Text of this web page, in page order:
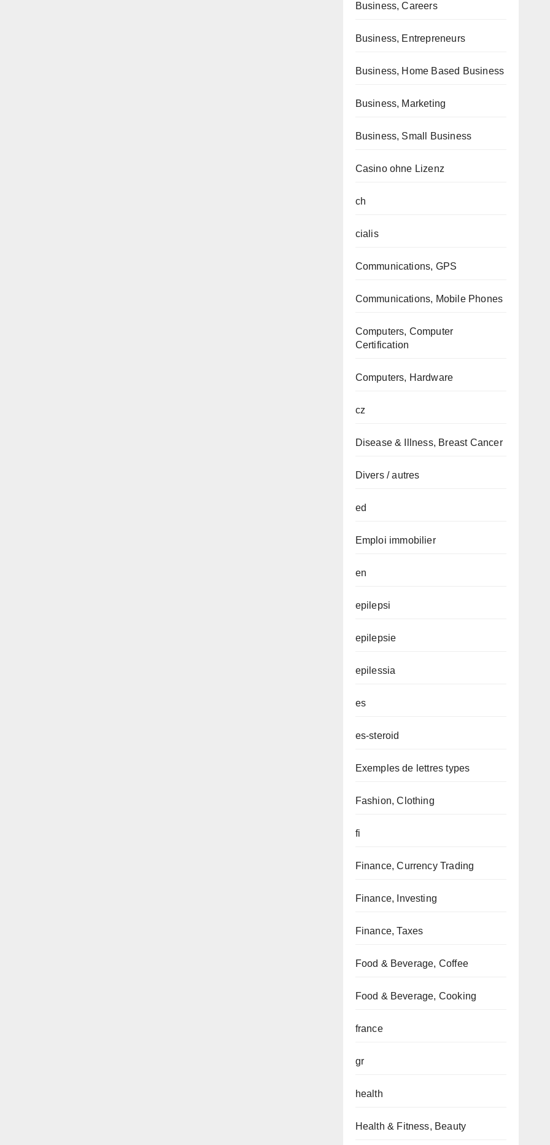
Business, Careers
Business, Entrepreneurs
Business, Home Based Business
Business, Marketing
Business, Small Business
Casino ohne Lizenz
ch
cialis
Communications, GPS
Communications, Mobile Phones
Computers, Computer
Certification
Computers, Hardware
cz
Disease & Illness, Breast Cancer
Divers / autres
ed
Emploi immobilier
en
epilepsi
epilepsie
epilessia
es
es-steroid
Exemples de lettres types
Fashion, Clothing
fi
Finance, Currency Trading
Finance, Investing
Finance, Taxes
Food & Beverage, Coffee
Food & Beverage, Cooking
france
gr
health
Health & Fitness, Beauty